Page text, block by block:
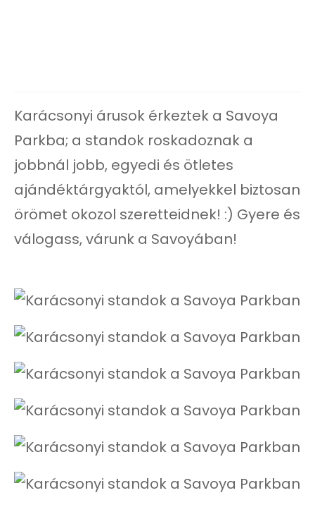
Karácsonyi árusok érkeztek a Savoya
Parkba; a standok roskadoznak a
jobbnál jobb, egyedi és ötletes
ajándéktárgyaktól, amelyekkel biztosan
örömet okozol szeretteidnek! :) Gyere és
válogass, várunk a Savoyában!